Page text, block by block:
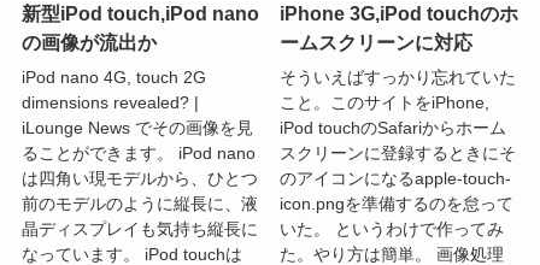
新型iPod touch,iPod nano
の画像が流出か
iPod nano 4G, touch 2G
dimensions revealed? |
iLounge News でその画像を見
ることができます。 iPod nano
は四角い現モデルから、ひとつ
前のモデルのように縦長に、液
晶ディスプレイも気持ち縦長に
なっています。 iPod touchは
iPhone 3G,iPod touchのホ
ームスクリーンに対応
そういえばすっかり忘れていた
こと。このサイトをiPhone,
iPod touchのSafariからホーム
スクリーンに登録するときにそ
のアイコンになるapple-touch-
icon.pngを準備するのを怠って
いた。 というわけで作ってみ
た。やり方は簡単。 画像処理